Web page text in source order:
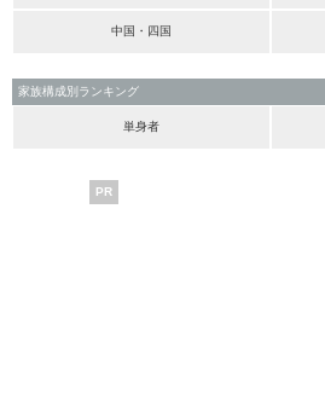
中国・四国
家族構成別ランキング
単身者
PR